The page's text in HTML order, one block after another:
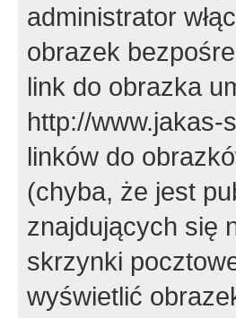
administrator
obrazek
link do obrazka
http://
linków do
(chyba, że jest
znajdujących się
skrzynki
wyświetlić